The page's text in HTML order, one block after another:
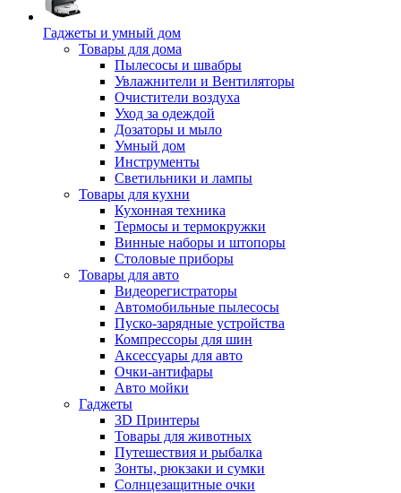
Гаджеты и умный дом
Товары для дома
Пылесосы и швабры
Увлажнители и Вентиляторы
Очистители воздуха
Уход за одеждой
Дозаторы и мыло
Умный дом
Инструменты
Светильники и лампы
Товары для кухни
Кухонная техника
Термосы и термокружки
Винные наборы и штопоры
Столовые приборы
Товары для авто
Видеорегистраторы
Автомобильные пылесосы
Пуско-зарядные устройства
Компрессоры для шин
Аксессуары для авто
Очки-антифары
Авто мойки
Гаджеты
3D Принтеры
Товары для животных
Путешествия и рыбалка
Зонты, рюкзаки и сумки
Солнцезащитные очки